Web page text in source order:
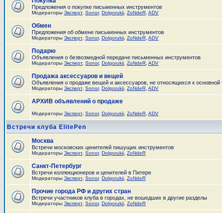
Предложения о покупке письменных инструментов
Модераторы Эксперт, Sonor, Dolgorukii ZoNdeR ADV
Обмен
Предложения об обмене письменных инструментов
Модераторы Эксперт, Sonor, Dolgorukii ZoNdeR ADV
Подарю
Объявления о безвозмедной передаче письменных инструментов
Модераторы Эксперт, Sonor, Dolgorukii ZoNdeR ADV
Продажа аксессуаров и вещей
Объявления о продаже вещей и аксессуаров, не относящихся к
Модераторы Эксперт, Sonor, Dolgorukii ZoNdeR ADV
АРХИВ объявлений о продаже
Модераторы Эксперт, Sonor, Dolgorukii ZoNdeR ADV
Встречи клуба ElitePen
Москва
Встречи московских ценителей пишущих инструментов
Модераторы Эксперт, Sonor, Dolgorukii ZoNdeR
Санкт-Петербург
Встречи коллекционеров и ценителей в Питере
Модераторы Эксперт, Sonor, Dolgorukii ZoNdeR
Прочие города РФ и других стран
Встречи участников клуба в городах, не вошедших в другие разделы
Модераторы Эксперт, Sonor, Dolgorukii ZoNdeR